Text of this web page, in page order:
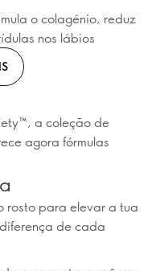
o colagénio, reduz
nos lábios
a coleção de
agora fórmulas
rosto para elevar a tua
de cada